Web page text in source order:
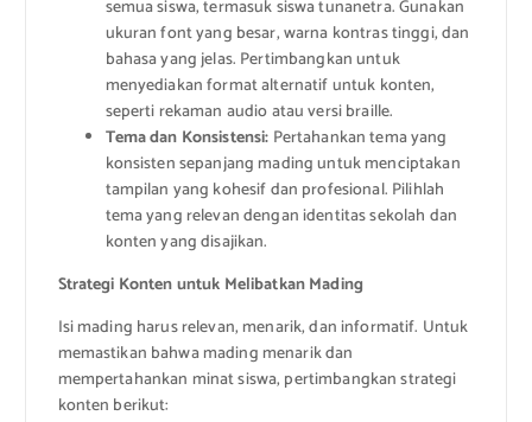
semua siswa, termasuk siswa tunanetra. Gunakan
ukuran font yang besar, warna kontras tinggi, dan
bahasa yang jelas. Pertimbangkan untuk
menyediakan format alternatif untuk konten,
seperti rekaman audio atau versi braille.
Tema dan Konsistensi: Pertahankan tema yang
konsisten sepanjang mading untuk menciptakan
tampilan yang kohesif dan profesional. Pilihlah
tema yang relevan dengan identitas sekolah dan
konten yang disajikan.
Strategi Konten untuk Melibatkan Mading
Isi mading harus relevan, menarik, dan informatif. Untuk
memastikan bahwa mading menarik dan
mempertahankan minat siswa, pertimbangkan strategi
konten berikut: